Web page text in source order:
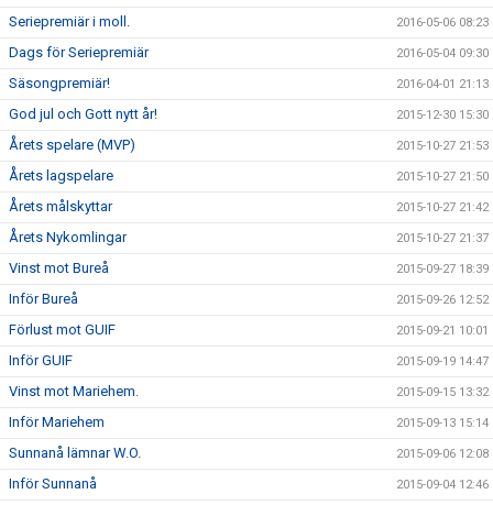
Seriepremiär i moll. 2016-05-06 08:23
Dags för Seriepremiär 2016-05-04 09:30
Säsongpremiär! 2016-04-01 21:13
God jul och Gott nytt år! 2015-12-30 15:30
Årets spelare (MVP) 2015-10-27 21:53
Årets lagspelare 2015-10-27 21:50
Årets målskyttar 2015-10-27 21:42
Årets Nykomlingar 2015-10-27 21:37
Vinst mot Bureå 2015-09-27 18:39
Inför Bureå 2015-09-26 12:52
Förlust mot GUIF 2015-09-21 10:01
Inför GUIF 2015-09-19 14:47
Vinst mot Mariehem. 2015-09-15 13:32
Inför Mariehem 2015-09-13 15:14
Sunnanå lämnar W.O. 2015-09-06 12:08
Inför Sunnanå 2015-09-04 12:46